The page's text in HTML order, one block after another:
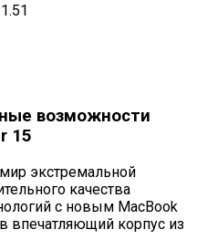
1.51
возможности
15
экстремальной
качества
с новым MacBook
впечатляющий корпус из